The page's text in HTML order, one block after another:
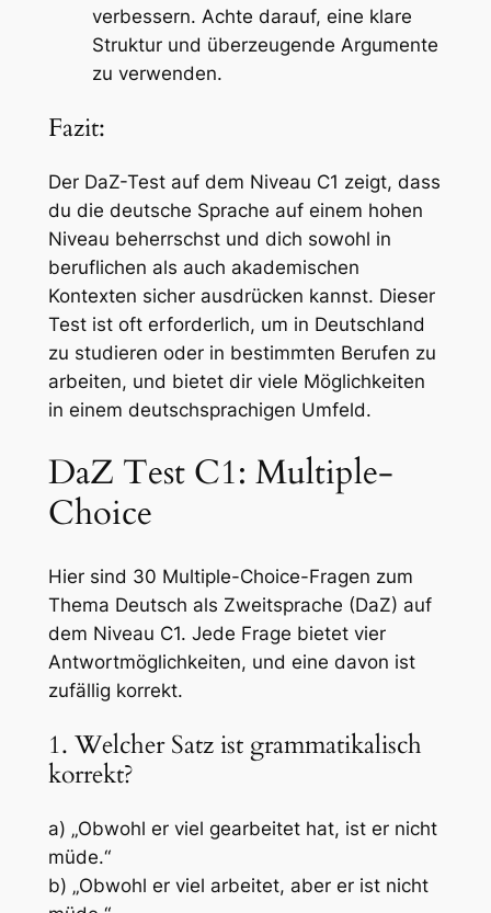
verbessern. Achte darauf, eine klare
Struktur und überzeugende Argumente
zu verwenden.
Fazit:
Der DaZ-Test auf dem Niveau C1 zeigt, dass
du die deutsche Sprache auf einem hohen
Niveau beherrschst und dich sowohl in
beruflichen als auch akademischen
Kontexten sicher ausdrücken kannst. Dieser
Test ist oft erforderlich, um in Deutschland
zu studieren oder in bestimmten Berufen zu
arbeiten, und bietet dir viele Möglichkeiten
in einem deutschsprachigen Umfeld.
DaZ Test C1: Multiple-
Choice
Hier sind 30 Multiple-Choice-Fragen zum
Thema Deutsch als Zweitsprache (DaZ) auf
dem Niveau C1. Jede Frage bietet vier
Antwortmöglichkeiten, und eine davon ist
zufällig korrekt.
1. Welcher Satz ist grammatikalisch
korrekt?
a) „Obwohl er viel gearbeitet hat, ist er nicht
müde.“
b) „Obwohl er viel arbeitet, aber er ist nicht